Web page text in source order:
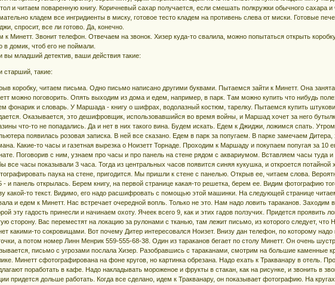
и читаем поваренную книгу. Коричневый сахар получается, если смешать полкружки обычного сахара
кладем все ингридиенты в миску, готовое тесто кладем на противень слева от миски. Готовые
спросит, все ли готово. Да, конечно.
к Минетт. Звонит телефон. Отвечаем на звонок. Хизер куда-то свалила, можно попытаться открыть
в домик, чтоб его не поймали.
вы младший детектив, ваши действия такие:
старший, такие:
коробку, читаем письма. Одно письмо написано другими буквами. Пытаемся зайти к Минетт. Она
можно поговорить. Опять выходим из дома и едем, например, в парк. Там можно купить что нибудь
фонарик и словарь. У Маршада - книгу о шифрах, водолазный костюм, тарелку. Пытаемся купить
Оказывается, это дешифровщик, использовавшийся во время войны, и Маршад хочет за него
что-то не попадались. Да и нет в них такого вина. Будем искать. Едем к Джиджи, ложимся спать.
появилась розовая записка. В ней все сказано. Едем в парк за попугаем. В парке замечаем Дитера,
Какие-то часы и газетная вырезка о Ноизетт Торнаде. Проходим к Маршаду и покупаем попугая за 10
Поговорив с ним, узнаем про часы и про панель на стене рядом с аквариумом. Вставляем часы туда
все часы показывали 3 часа. Тогда из центральных часов появится синяя кукушка, и откроется
паука на стене, пригодится. Мы пришли к стене с панелью. Открыв ее, читаем слова.
- и панель открылась. Берем книгу, на первой странице какая-то решетка, берем ее. Видим фотографию
какой-то текст. Видимо, его надо расшифровать с помощью этой машинки. На следующей странице
и едем к Минетт. Нас встречает очередной вопль. Только не это. Нам надо ловить тараканов. Заходим
эту гадость принесли и начинаем охоту. Ячеек всего 9, как и этих гадов ползучих. Придется
сторону. Вас переместят на локацию за рулонами с тканью, там лежит письмо, из которого следует,
какими-то сокровищами. Вот почему Дитер интересовался Ноизет. Внизу дан телефон, по которому
а потом номер Линн Менрик 559-555-68-38. Один из тараканов бегает по столу Минетт. Он очень
письмо с угрозами послала Хизер. Разобравшись с тараканами, смотрим на большие каменные
Минетт сфотографирована на фоне кругов, но картинка обрезана. Надо ехать к Тракванару в отель.
поработать в кафе. Надо накладывать мороженое и фрукты в стакан, как на рисунке, и звонить в
придется дольше работать. Когда все сделано, идем к Тракванару, он показывает фотографию. На